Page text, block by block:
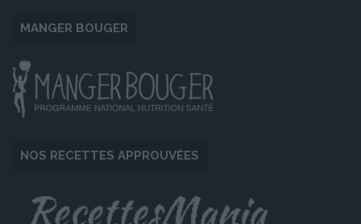
MANGER BOUGER
NOS RECETTES APPROUVÉES